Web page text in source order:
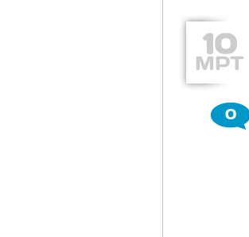
10
МРТ
0